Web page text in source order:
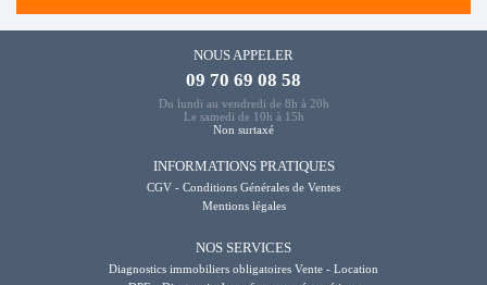
NOUS APPELER
09 70 69 08 58
Du lundi au vendredi de 8h à 20h
Le samedi de 10h à 15h
Non surtaxé
INFORMATIONS PRATIQUES
CGV - Conditions Générales de Ventes
Mentions légales
NOS SERVICES
Diagnostics immobiliers obligatoires Vente - Location